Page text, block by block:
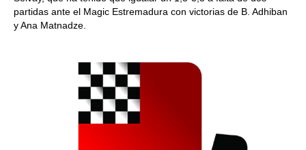
partidas ante el Magic Estremadura con victorias de B. Adhiban
y Ana Matnadze.